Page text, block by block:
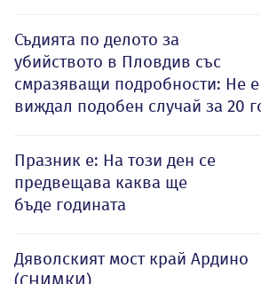
Съдията по делото за
убийството в Пловдив със
смразяващи подробности: Не е
виждал подобен случай за 20
Празник е: На този ден се
предвещава каква ще
бъде годината
Дяволският мост край Ардино